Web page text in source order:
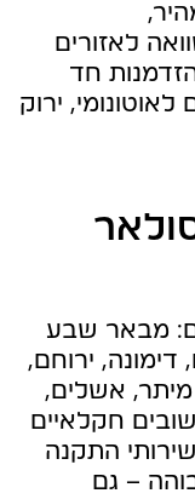
לאזורים
חד
ירוק
מבאר שבע
דימונה, ירוחם,
אשלים,
חקלאיים
התקנה
– גם